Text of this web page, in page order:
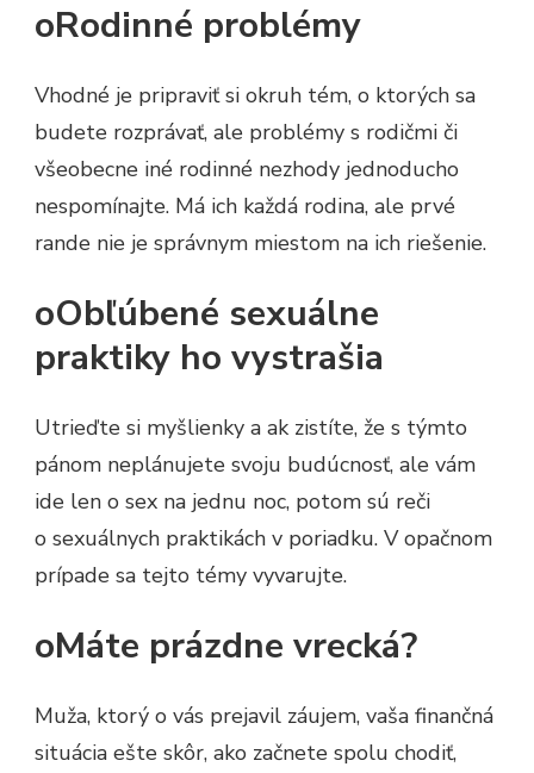
oRodinné problémy
Vhodné je pripraviť si okruh tém, o ktorých sa
budete rozprávať, ale problémy s rodičmi či
všeobecne iné rodinné nezhody jednoducho
nespomínajte. Má ich každá rodina, ale prvé
rande nie je správnym miestom na ich riešenie.
oObľúbené sexuálne
praktiky ho vystrašia
Utrieďte si myšlienky a ak zistíte, že s týmto
pánom neplánujete svoju budúcnosť, ale vám
ide len o sex na jednu noc, potom sú reči
o sexuálnych praktikách v poriadku. V opačnom
prípade sa tejto témy vyvarujte.
oMáte prázdne vrecká?
Muža, ktorý o vás prejavil záujem, vaša finančná
situácia ešte skôr, ako začnete spolu chodiť,